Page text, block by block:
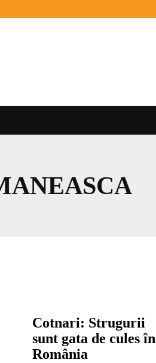
Cotnari: Strugurii
sunt gata de cules în
România